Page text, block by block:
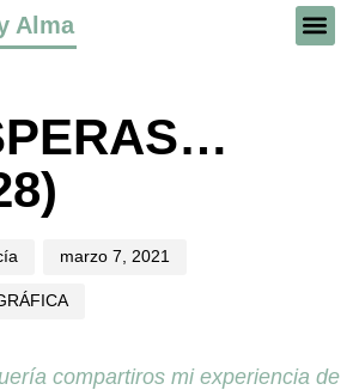
Alma
marzo 7, 2021
compartiros mi experiencia de